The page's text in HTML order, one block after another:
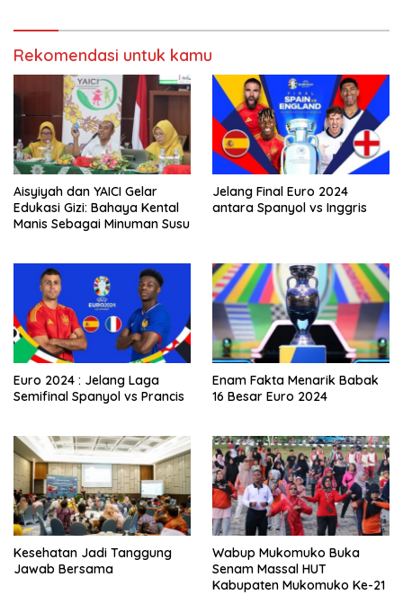
Rekomendasi untuk kamu
Aisyiyah dan YAICI Gelar
Edukasi Gizi: Bahaya Kental
Manis Sebagai Minuman Susu
Jelang Final Euro 2024
antara Spanyol vs Inggris
Euro 2024 : Jelang Laga
Semifinal Spanyol vs Prancis
Enam Fakta Menarik Babak
16 Besar Euro 2024
Kesehatan Jadi Tanggung
Jawab Bersama
Wabup Mukomuko Buka
Senam Massal HUT
Kabupaten Mukomuko Ke-21